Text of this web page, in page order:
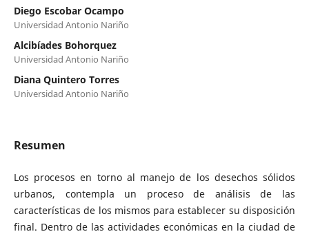
Diego Escobar Ocampo
Universidad Antonio Nariño
Alcibíades Bohorquez
Universidad Antonio Nariño
Diana Quintero Torres
Universidad Antonio Nariño
Resumen
Los procesos en torno al manejo de los desechos sólidos
urbanos, contempla un proceso de análisis de las
características de los mismos para establecer su disposición
final. Dentro de las actividades económicas en la ciudad de